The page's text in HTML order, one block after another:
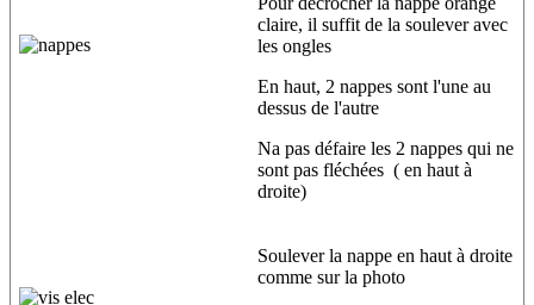
claire, il suffit de la soulever avec
les ongles
En haut, 2 nappes sont l'une au
dessus de l'autre
Na pas défaire les 2 nappes qui ne
sont pas fléchées ( en haut à
droite)
Soulever la nappe en haut à droite
comme sur la photo